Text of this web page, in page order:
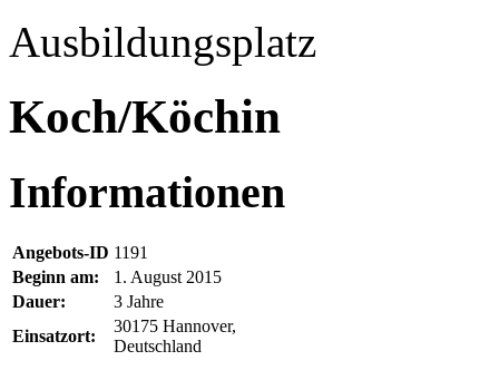
Ausbildungsplatz
Koch/Köchin
Informationen
Angebots-ID 1191
Beginn am:
1. August 2015
Dauer:
3 Jahre
Einsatzort:
30175 Hannover,
Deutschland